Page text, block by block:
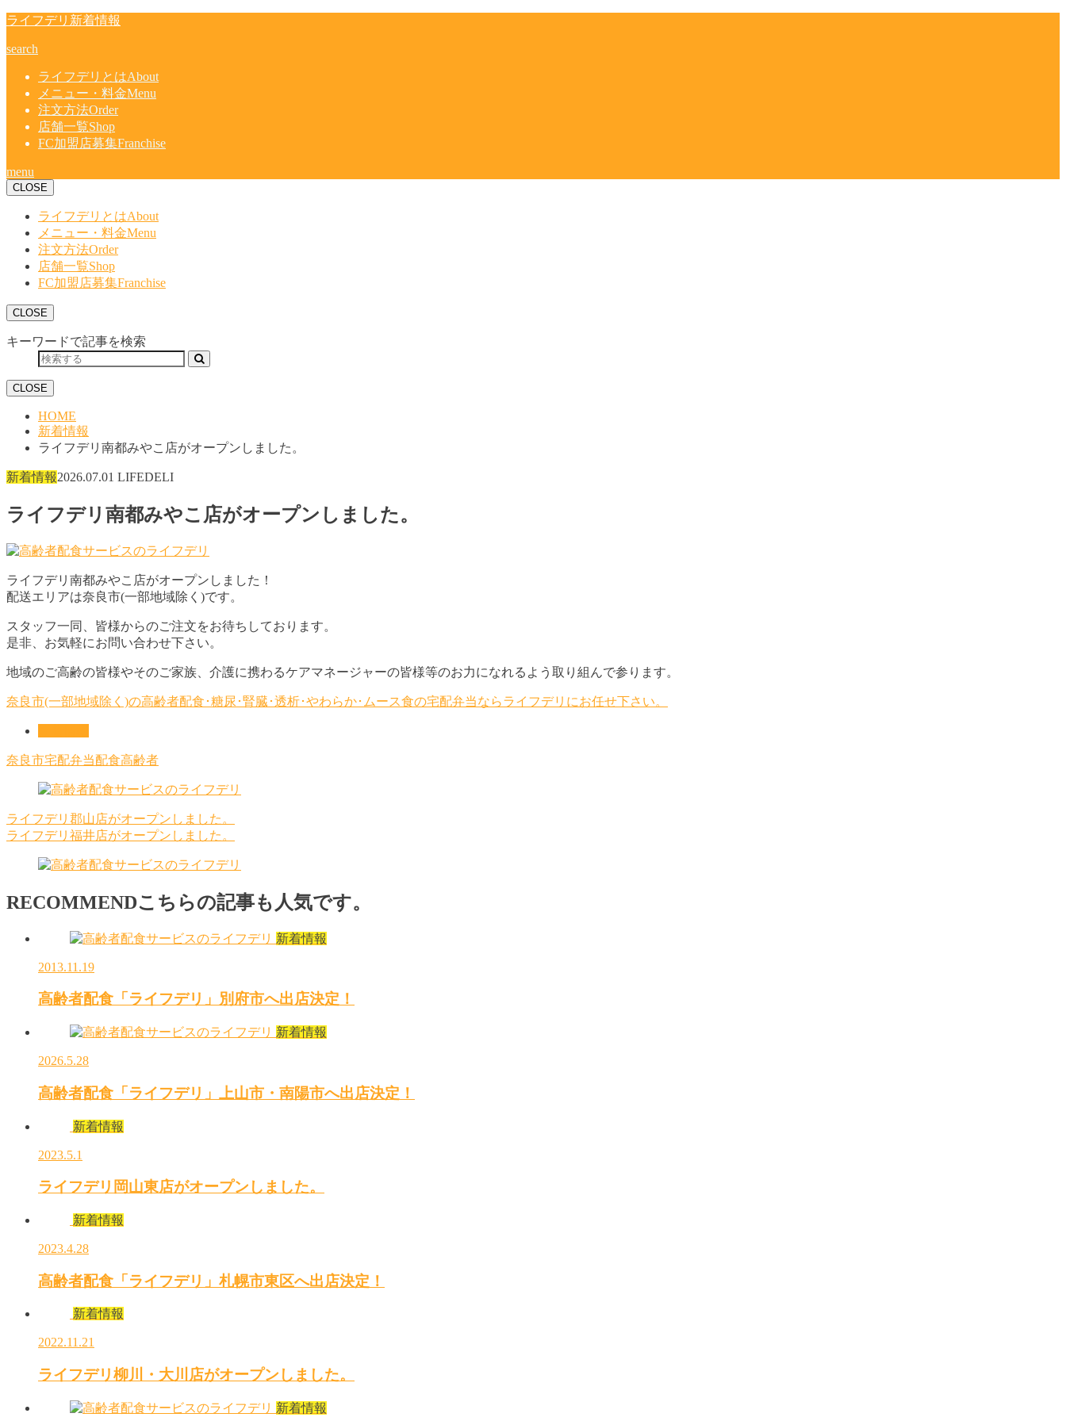
ライフデリ新着情報
search
ライフデリとはAbout
メニュー・料金Menu
注文方法Order
店舗一覧Shop
FC加盟店募集Franchise
menu
CLOSE
ライフデリとはAbout
メニュー・料金Menu
注文方法Order
店舗一覧Shop
FC加盟店募集Franchise
CLOSE
キーワードで記事を検索
CLOSE
HOME
新着情報
ライフデリ南都みやこ店がオープンしました。
新着情報2026.07.01 LIFEDELI
ライフデリ南都みやこ店がオープンしました。
ライフデリ南都みやこ店がオープンしました！
配送エリアは奈良市(一部地域除く)です。
スタッフ一同、皆様からのご注文をお待ちしております。
是非、お気軽にお問い合わせ下さい。
地域のご高齢の皆様やそのご家族、介護に携わるケアマネージャーの皆様等のお力になれるよう取り組んで参ります。
奈良市(一部地域除く)の高齢者配食･糖尿･腎臓･透析･やわらか･ムース食の宅配弁当ならライフデリにお任せ下さい。
奈良市宅配弁当配食高齢者
ライフデリ郡山店がオープンしました。
ライフデリ福井店がオープンしました。
RECOMMENDこちらの記事も人気です。
新着情報
2013.11.19
高齢者配食「ライフデリ」別府市へ出店決定！
新着情報
2026.5.28
高齢者配食「ライフデリ」上山市・南陽市へ出店決定！
新着情報
2023.5.1
ライフデリ岡山東店がオープンしました。
新着情報
2023.4.28
高齢者配食「ライフデリ」札幌市東区へ出店決定！
新着情報
2022.11.21
ライフデリ柳川・大川店がオープンしました。
新着情報